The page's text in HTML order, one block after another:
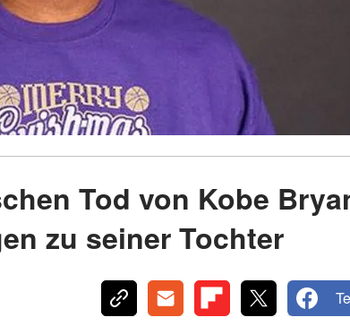
Tod von Kobe
zu seiner Tochter